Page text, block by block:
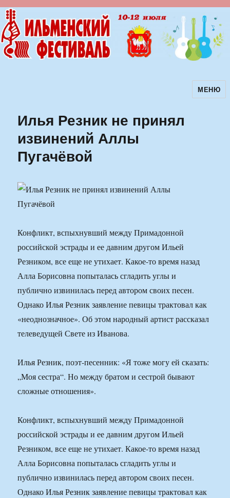
Ильменский фестиваль авторскойМЕНЮ
Илья Резник не принял
извинений Аллы
Пугачёвой
Конфликт, вспыхнувший между Примадонной
российской эстрады и ее давним другом Ильей
Резником, все еще не утихает. Какое-то время назад
Алла Борисовна попыталась сгладить углы и
публично извинилась перед автором своих песен.
Однако Илья Резник заявление певицы трактовал как
«неоднозначное». Об этом народный артист рассказал
телеведущей Свете из Иванова.
Илья Резник, поэт-песенник: «Я тоже могу ей сказать:
„Моя сестра“. Но между братом и сестрой бывают
сложные отношения».
Конфликт, вспыхнувший между Примадонной
российской эстрады и ее давним другом Ильей
Резником, все еще не утихает. Какое-то время назад
Алла Борисовна попыталась сгладить углы и
публично извинилась перед автором своих песен.
Однако Илья Резник заявление певицы трактовал как